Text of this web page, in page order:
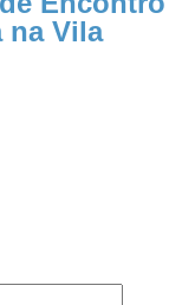
na Vila